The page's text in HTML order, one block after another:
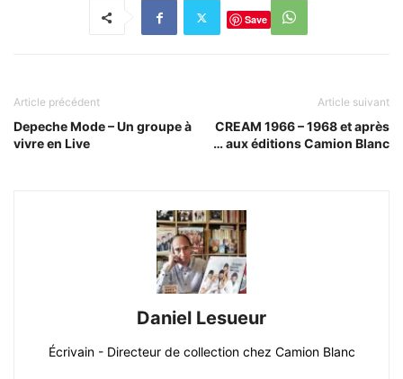
Save
Article précédent
Depeche Mode – Un groupe à
vivre en Live
Article suivant
CREAM 1966 – 1968 et après
… aux éditions Camion Blanc
Daniel Lesueur
Écrivain - Directeur de collection chez Camion Blanc